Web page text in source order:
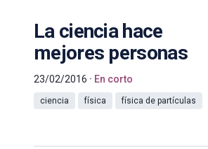
La ciencia hace
mejores personas
23/02/2016 En corto
ciencia física física de partículas